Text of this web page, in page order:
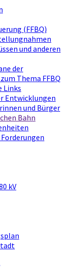
(FFBQ)
und anderen
der
Thema FFBQ
Links
Entwicklungen
und Bürger
Bahn
kV